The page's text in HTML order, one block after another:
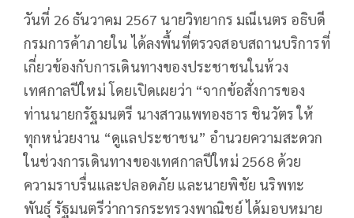
วันที่ 26 ธันวาคม 2567 นายวิทยากร มณีเนตร อธิบดี
กรมการค้าภายใน ได้ลงพื้นที่ตรวจสอบสถานบริการที่
เกี่ยวข้องกับการเดินทางของประชาชนในห้วง
เทศกาลปีใหม่ โดยเปิดเผยว่า “จากข้อสั่งการของ
ท่านนายกรัฐมนตรี นางสาวแพทองธาร ชินวัตร ให้
ทุกหน่วยงาน “ดูแลประชาชน” อำนวยความสะดวก
ในช่วงการเดินทางของเทศกาลปีใหม่ 2568 ด้วย
ความราบรื่นและปลอดภัย และนายพิชัย นริพทะ
พันธุ์ รัฐมนตรีว่าการกระทรวงพาณิชย์ ได้มอบหมาย